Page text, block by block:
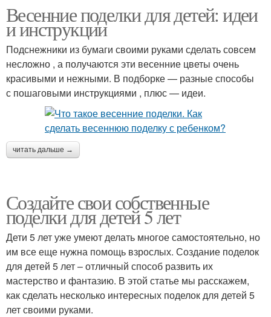
Весенние поделки для детей: идеи
и инструкции
Подснежники из бумаги своими руками сделать совсем
несложно , а получаются эти весенние цветы очень
красивыми и нежными. В подборке — разные способы
с пошаговыми инструкциями , плюс — идеи.
читать дальше →
Создайте свои собственные
поделки для детей 5 лет
Дети 5 лет уже умеют делать многое самостоятельно, но
им все еще нужна помощь взрослых. Создание поделок
для детей 5 лет – отличный способ развить их
мастерство и фантазию. В этой статье мы расскажем,
как сделать несколько интересных поделок для детей 5
лет своими руками.